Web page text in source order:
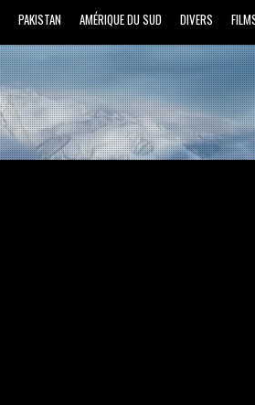
PAKISTAN AMÉRIQUE DU SUD DIVERS